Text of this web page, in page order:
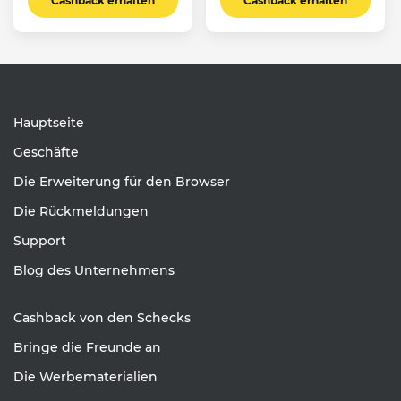
Hauptseite
Geschäfte
Die Erweiterung für den Browser
Die Rückmeldungen
Support
Blog des Unternehmens
Cashback von den Schecks
Bringe die Freunde an
Die Werbematerialien